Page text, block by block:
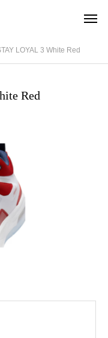
LOYAL 3 White Red
Red